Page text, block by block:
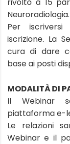
Neuroradiologia.
Per
iscrizione. La
cura di dare
base ai posti
MODALITÀ DI
Il Webinar
piattaforma e-
Le relazioni
Webinar e il